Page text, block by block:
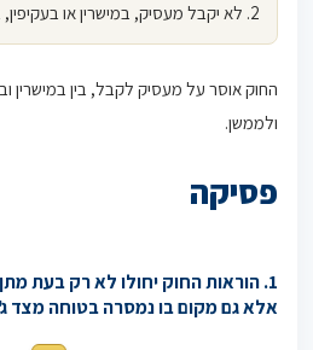
2. לא יקבל מעסיק, במישרין או בעקיפין, בטוחות מעובד ולא יממשן.
החוק אוסר על מעסיק לקבל, בין במישרין
ולממשן.
פסיקה
1. הוראות החוק יחולו לא רק בעת
אלא גם מקום בו נמסרה בטוחה מצד